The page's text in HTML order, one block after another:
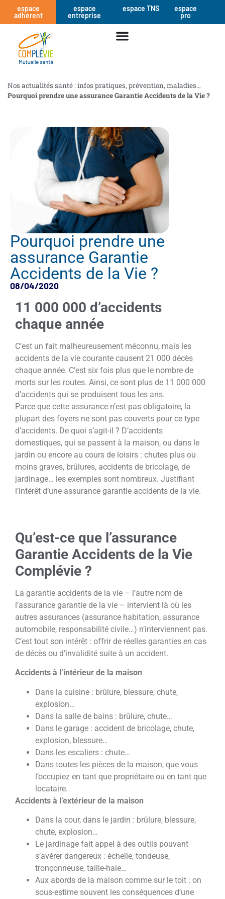
espace
adhérent
espace
entreprise
espace TNS
espace
pro
Nos actualités santé : infos pratiques, prévention, maladies…
Pourquoi prendre une assurance Garantie Accidents de la Vie ?
Pourquoi prendre une
assurance Garantie
Accidents de la Vie ?
08/04/2020
11 000 000 d’accidents
chaque année
C’est un fait malheureusement méconnu, mais les
accidents de la vie courante causent 21 000 décès
chaque année. C’est six fois plus que le nombre de
morts sur les routes. Ainsi, ce sont plus de 11 000 000
d’accidents qui se produisent tous les ans.
Parce que cette assurance n’est pas obligatoire, la
plupart des foyers ne sont pas couverts pour ce type
d’accidents. De quoi s’agit-il ? D’accidents
domestiques, qui se passent à la maison, ou dans le
jardin ou encore au cours de loisirs : chutes plus ou
moins graves, brûlures, accidents de bricolage, de
jardinage… les exemples sont nombreux. Justifiant
l’intérêt d’une assurance garantie accidents de la vie.
Qu’est-ce que l’assurance
Garantie Accidents de la Vie
Complévie ?
La garantie accidents de la vie – l’autre nom de
l’assurance garantie de la vie – intervient là où les
autres assurances (assurance habitation, assurance
automobile, responsabilité civile…) n’interviennent pas.
C’est tout son intérêt : offrir de réelles garanties en cas
de décès ou d’invalidité suite à un accident.
Accidents à l’intérieur de la maison
Dans la cuisine : brûlure, blessure, chute,
explosion…
Dans la salle de bains : brûlure, chute…
Dans le garage : accident de bricolage, chute,
explosion, blessure…
Dans les escaliers : chute…
Dans toutes les pièces de la maison, que vous
l’occupiez en tant que propriétaire ou en tant que
locataire.
Accidents à l’extérieur de la maison
Dans la cour, dans le jardin : brûlure, blessure,
chute, explosion…
Le jardinage fait appel à des outils pouvant
s’avérer dangereux : échelle, tondeuse,
tronçonneuse, taille-haie…
Aux abords de la maison comme sur le toit : on
sous-estime souvent les conséquences d’une